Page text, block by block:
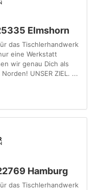
Elmshorn
das Tischlerhandwerk
eine Werkstatt
wir genau Dich als
UNSER ZIEL. ...
Hamburg
das Tischlerhandwerk